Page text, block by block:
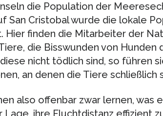
die Population der
San Cristobal wurde die lokale
Hier finden die Mitarbeiter der
die Bisswunden von Hunden
nicht tödlich sind, so führen
an denen die Tiere schließlich
also offenbar zwar lernen, was